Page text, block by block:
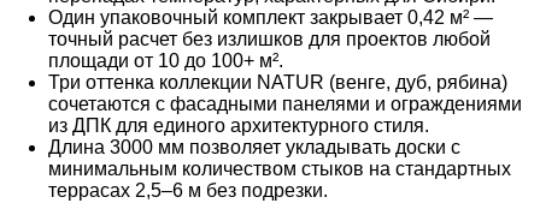
Один упаковочный комплект закрывает 0,42 м² —
точный расчет без излишков для проектов любой
площади от 10 до 100+ м².
Три оттенка коллекции NATUR (венге, дуб, рябина)
сочетаются с фасадными панелями и ограждениями
из ДПК для единого архитектурного стиля.
Длина 3000 мм позволяет укладывать доски с
минимальным количеством стыков на стандартных
террасах 2,5–6 м без подрезки.